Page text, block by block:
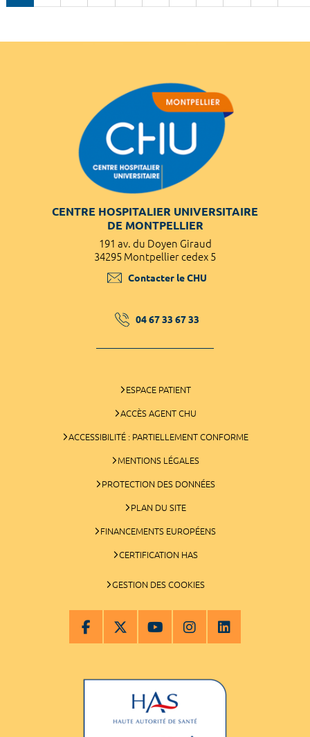
CENTRE HOSPITALIER UNIVERSITAIRE
DE MONTPELLIER
191 av. du Doyen Giraud
34295 Montpellier cedex 5
Contacter le CHU
04 67 33 67 33
ESPACE PATIENT
ACCÈS AGENT CHU
ACCESSIBILITÉ : PARTIELLEMENT CONFORME
MENTIONS LÉGALES
PROTECTION DES DONNÉES
PLAN DU SITE
FINANCEMENTS EUROPÉENS
CERTIFICATION HAS
GESTION DES COOKIES